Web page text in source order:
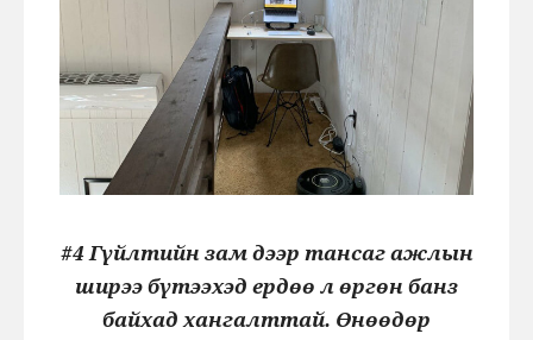
#4 Гүйлтийн зам дээр тансаг ажлын
ширээ бүтээхэд ердөө л өргөн банз
байхад хангалттай. Өнөөдөр